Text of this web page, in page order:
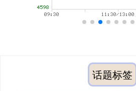
话题标签